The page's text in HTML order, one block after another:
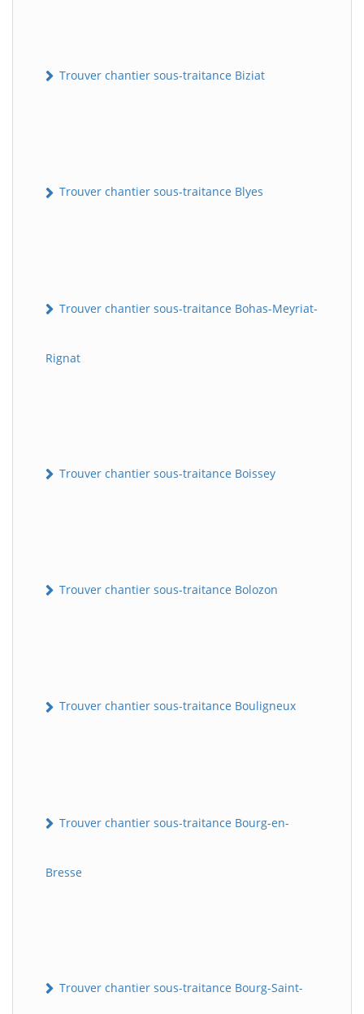
Trouver chantier sous-traitance Biziat
Trouver chantier sous-traitance Blyes
Trouver chantier sous-traitance Bohas-Meyriat-
Rignat
Trouver chantier sous-traitance Boissey
Trouver chantier sous-traitance Bolozon
Trouver chantier sous-traitance Bouligneux
Trouver chantier sous-traitance Bourg-en-
Bresse
Trouver chantier sous-traitance Bourg-Saint-